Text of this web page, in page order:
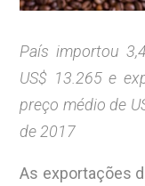
País importou
US$ 13.265 e
preço médio de
de 2017
As exportações